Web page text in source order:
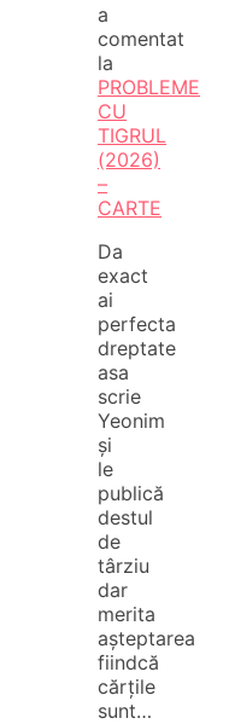
a
comentat
la
PROBLEME
CU
TIGRUL
(2026)
–
CARTE
Da
exact
ai
perfecta
dreptate
asa
scrie
Yeonim
și
le
publică
destul
de
târziu
dar
merita
așteptarea
fiindcă
cărțile
sunt…